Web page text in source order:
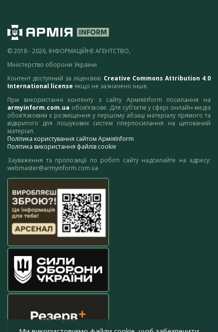
© 2018 - 2026, ІНФОРМАЦІЙНЕ АГЕНТСТВО,
Міністерство оборони України
Контент доступний за ліцензією Creative Commons Attribution 4.0
International license якщо не зазначено інше.
При використанні контенту з сайту АрміяInform посилання на
armyinform.com.ua обов’язкове. Для суб’єктів у сфері онлайн-медіа
обов’язковим є розміщення у першому абзаці матеріалу прямого та
відкритого для пошукових систем гіперпосилання на цитований
матеріал.
Політика користування сайтом АрміяInform
Політика використання файлів cookie
Зауваження та пропозиції по роботі сайту надсилайте на адресу:
webmaster@armyinform.com.ua